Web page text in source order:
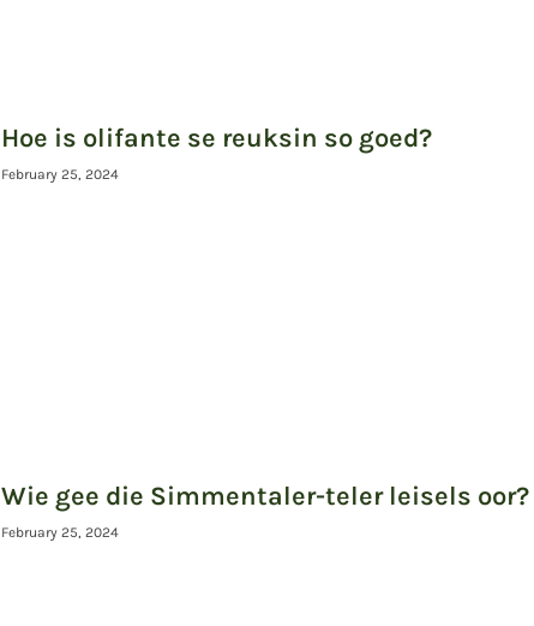
Hoe is olifante se reuksin so goed?
February 25, 2024
Wie gee die Simmentaler-teler leisels oor?
February 25, 2024